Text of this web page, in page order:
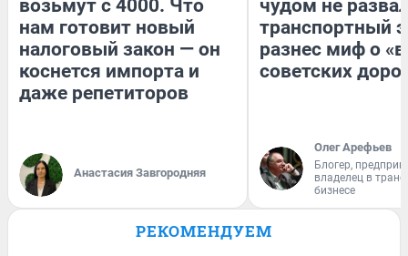
возьмут с 4000. Что
нам готовит новый
налоговый закон — он
коснется импорта и
даже репетиторов
Анастасия Завгородняя
чудом не
транспортный
разнес миф о
советских
Олег Арефьев
Блогер,
владелец в
бизнесе
РЕКОМЕНДУЕМ